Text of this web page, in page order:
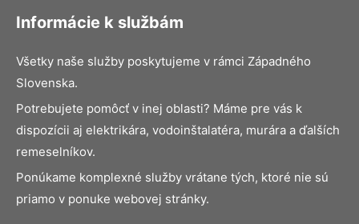
Informácie k službám
Všetky naše služby poskytujeme v rámci Západného
Slovenska.
Potrebujete pomôcť v inej oblasti? Máme pre vás k
dispozícii aj elektrikára, vodoinštalatéra, murára a ďalších
remeselníkov.
Ponúkame komplexné služby vrátane tých, ktoré nie sú
priamo v ponuke webovej stránky.